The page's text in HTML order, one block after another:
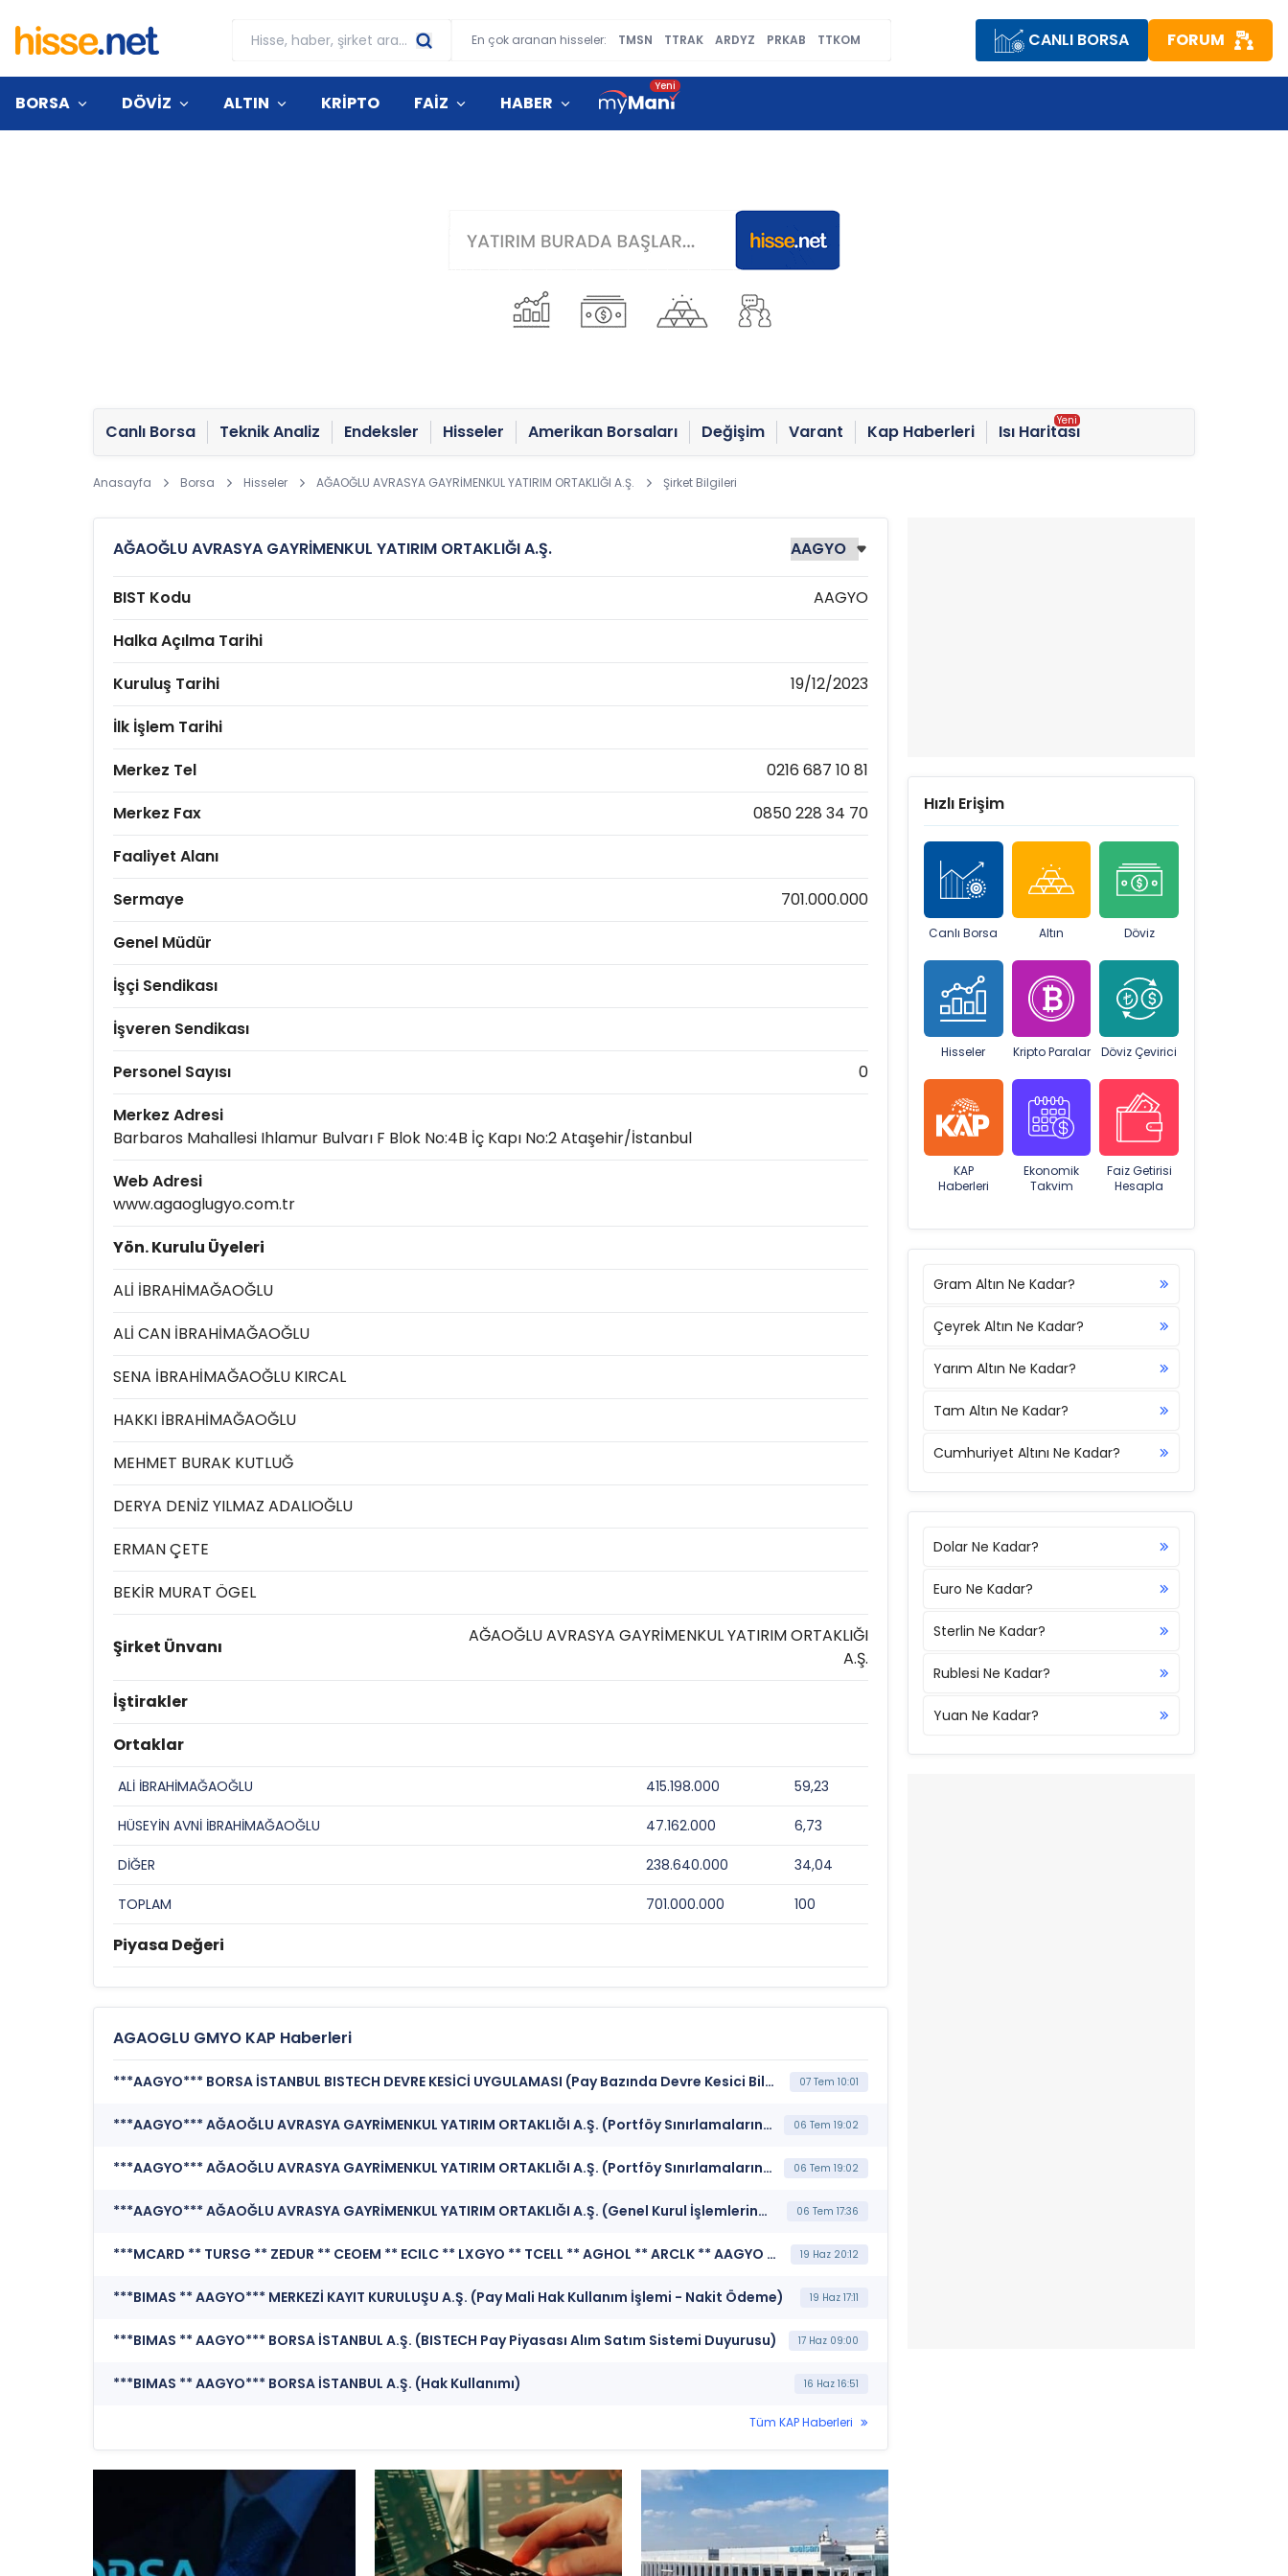
En çok aranan hisseler: TMSN TTRAK ARDYZ PRKAB TTKOM CANLI BORSA FORUM
BORSA DÖVİZ ALTIN KRİPTO FAİZ HABER
Canlı Borsa Teknik Analiz Endeksler Hisseler Amerikan Borsaları Değişim Varant Kap Haberleri Isı Haritası
Anasayfa Borsa Hisseler AĞAOĞLU AVRASYA GAYRİMENKUL YATIRIM ORTAKLIĞI A.Ş. Şirket Bilgileri
AĞAOĞLU AVRASYA GAYRİMENKUL YATIRIM ORTAKLIĞI A.Ş.
BIST Kodu
AAGYO
Halka Açılma Tarihi
Kuruluş Tarihi
19/12/2023
İlk İşlem Tarihi
Merkez Tel
0216 687 10 81
Merkez Fax
0850 228 34 70
Faaliyet Alanı
Sermaye
701.000.000
Genel Müdür
İşçi Sendikası
İşveren Sendikası
Personel Sayısı
0
Merkez Adresi
Barbaros Mahallesi Ihlamur Bulvarı F Blok No:4B İç Kapı No:2 Ataşehir/İstanbul
Web Adresi
www.agaoglugyo.com.tr
Yön. Kurulu Üyeleri
ALİ İBRAHİMAĞAOĞLU
ALİ CAN İBRAHİMAĞAOĞLU
SENA İBRAHİMAĞAOĞLU KIRCAL
HAKKI İBRAHİMAĞAOĞLU
MEHMET BURAK KUTLUĞ
DERYA DENİZ YILMAZ ADALIOĞLU
ERMAN ÇETE
BEKİR MURAT ÖGEL
Şirket Ünvanı
AĞAOĞLU AVRASYA GAYRİMENKUL YATIRIM ORTAKLIĞI
A.Ş.
İştirakler
Ortaklar
ALİ İBRAHİMAĞAOĞLU 415.198.000 59,23
HÜSEYİN AVNİ İBRAHİMAĞAOĞLU 47.162.000 6,73
DİĞER 238.640.000 34,04
TOPLAM 701.000.000 100
Piyasa Değeri
AGAOGLU GMYO KAP Haberleri
***AAGYO*** BORSA İSTANBUL BISTECH DEVRE KESİCİ UYGULAMASI (Pay Bazında Devre Kesici Bildirimi) 07 Tem 10:01
***AAGYO*** AĞAOĞLU AVRASYA GAYRİMENKUL YATIRIM ORTAKLIĞI A.Ş. (Portföy Sınırlamalarına Uyumun Kontrolü) 06 Tem 19:02
***AAGYO*** AĞAOĞLU AVRASYA GAYRİMENKUL YATIRIM ORTAKLIĞI A.Ş. (Portföy Sınırlamalarına Uyumun Kontrolü) 06 Tem 19:02
***AAGYO*** AĞAOĞLU AVRASYA GAYRİMENKUL YATIRIM ORTAKLIĞI A.Ş. (Genel Kurul İşlemlerine İlişkin Bildirim) 06 Tem 17:36
***MCARD ** TURSG ** ZEDUR ** CEOEM ** ECILC ** LXGYO ** TCELL ** AGHOL ** ARCLK ** AAGYO ** ULKER ** SKBNK ** GENKM ** BIMAS ** BTCIM ** DOAS ** SMRTG ** HALKB ** GRSEL ** IEYHO ** SVGYO ** TUREX ** EFOR ** MAVI ** PAMEL ** GLRMK ** SAHOL ** ACSEL ** EKDMR ** TABGD ** DOKTA ** TTKOM ** KZBGY ** TSKB ** ODINE ** IHYAY ** PASEU ** ESEN ** SASA ** DESPC ** EMPAE ** KTLEV ** YEOTK ** ASTOR*** BORSA İSTANBUL A.Ş. (BIST Pay Endeksleri) 19 Haz 20:12
***BIMAS ** AAGYO*** MERKEZİ KAYIT KURULUŞU A.Ş. (Pay Mali Hak Kullanım İşlemi - Nakit Ödeme) 19 Haz 17:11
***BIMAS ** AAGYO*** BORSA İSTANBUL A.Ş. (BISTECH Pay Piyasası Alım Satım Sistemi Duyurusu) 17 Haz 09:00
***BIMAS ** AAGYO*** BORSA İSTANBUL A.Ş. (Hak Kullanımı) 16 Haz 16:51
Tüm KAP Haberleri
Hızlı Erişim
Canlı Borsa Altın Döviz
Hisseler Kripto Paralar Döviz Çevirici
KAP
Haberleri
Ekonomik
Takvim
Faiz Getirisi
Hesapla
Gram Altın Ne Kadar?
Çeyrek Altın Ne Kadar?
Yarım Altın Ne Kadar?
Tam Altın Ne Kadar?
Cumhuriyet Altını Ne Kadar?
Dolar Ne Kadar?
Euro Ne Kadar?
Sterlin Ne Kadar?
Rublesi Ne Kadar?
Yuan Ne Kadar?